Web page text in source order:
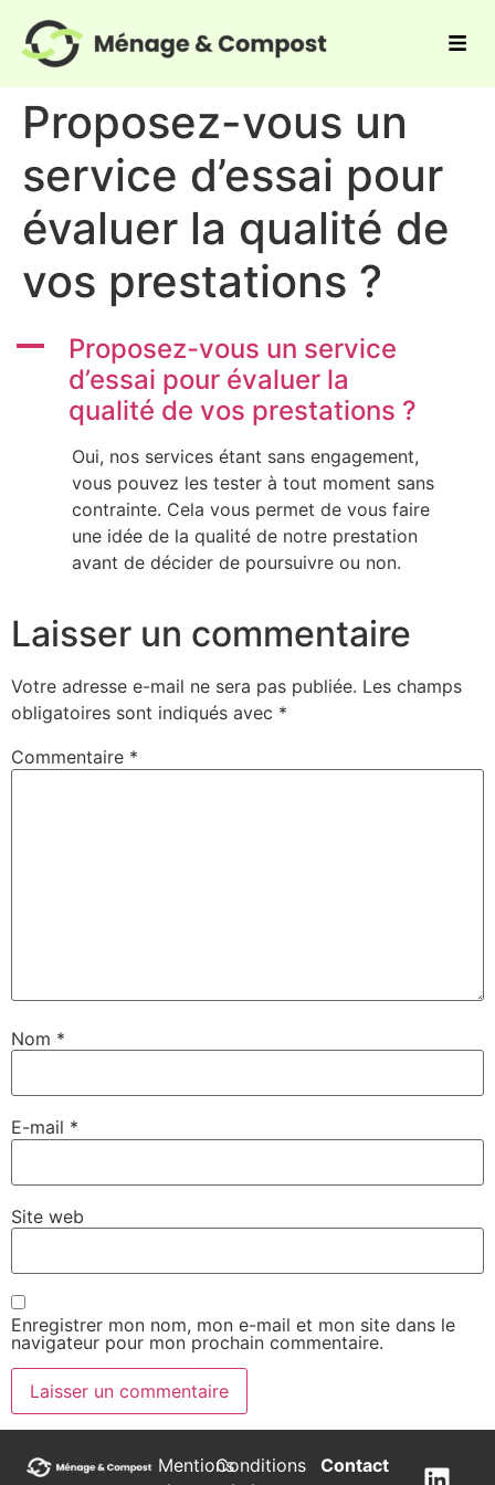
Proposez-vous un
service d’essai pour
évaluer la qualité de
vos prestations ?
A
Proposez-vous un service
d’essai pour évaluer la
qualité de vos prestations ?
Oui, nos services étant sans engagement,
vous pouvez les tester à tout moment sans
contrainte. Cela vous permet de vous faire
une idée de la qualité de notre prestation
avant de décider de poursuivre ou non.
Laisser un commentaire
Votre adresse e-mail ne sera pas publiée. Les champs
obligatoires sont indiqués avec *
Commentaire *
Nom *
E-mail *
Site web
Enregistrer mon nom, mon e-mail et mon site dans le
navigateur pour mon prochain commentaire.
MentionsConditions
Contact